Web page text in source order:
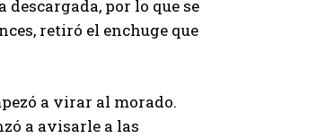
por lo que se
retiró el enchuge que
a virar al morado.
a avisarle a las